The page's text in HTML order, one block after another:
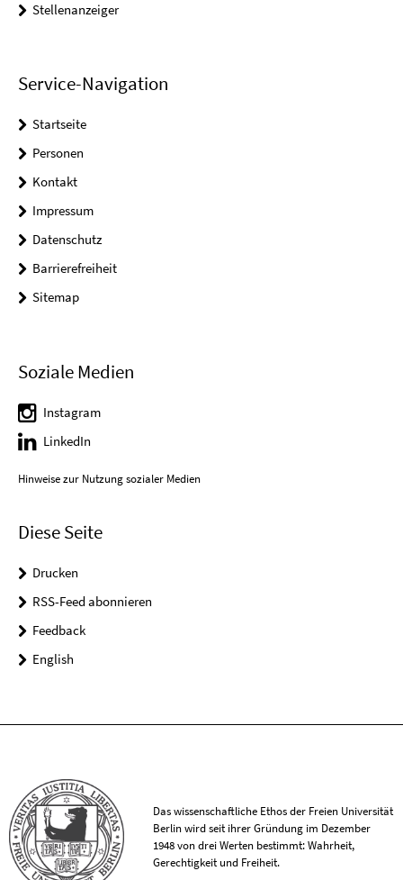
Stellenanzeiger
Service-Navigation
Startseite
Personen
Kontakt
Impressum
Datenschutz
Barrierefreiheit
Sitemap
Soziale Medien
Instagram
LinkedIn
Hinweise zur Nutzung sozialer Medien
Diese Seite
Drucken
RSS-Feed abonnieren
Feedback
English
Das wissenschaftliche Ethos der Freien Universität
Berlin wird seit ihrer Gründung im Dezember
1948 von drei Werten bestimmt: Wahrheit,
Gerechtigkeit und Freiheit.